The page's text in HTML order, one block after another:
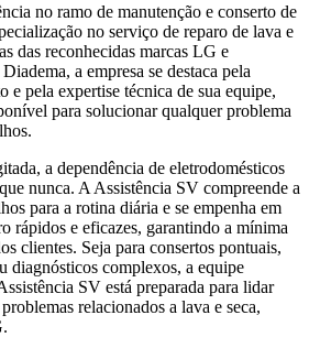
no ramo de manutenção e conserto de
no serviço de reparo de lava e
das reconhecidas marcas LG e
Diadema, a empresa se destaca pela
e pela expertise técnica de sua equipe,
para solucionar qualquer problema
a dependência de eletrodomésticos
nunca. A Assistência SV compreende a
para a rotina diária e se empenha em
rápidos e eficazes, garantindo a mínima
clientes. Seja para consertos pontuais,
diagnósticos complexos, a equipe
SV está preparada para lidar
relacionados a lava e seca,
.